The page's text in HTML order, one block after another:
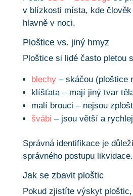
v blízkosti místa, kde
hlavně v noci.
Ploštice vs. jiný hmyz
Ploštice si lidé často pletou
blechy– skáčou (ploštice
klíšťata – mají jiný tvar
malí brouci – nejsou
švábi – jsou větší a
Správná identifikace je
správného postupu likvidace.
Jak se zbavit ploštic
Pokud zjistíte výskyt